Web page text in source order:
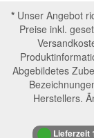
*Unser Angebot
Preise inkl.
Abgebildetes
Herstellers.
Lieferzeit